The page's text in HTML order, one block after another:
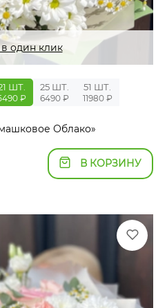
один клик
ШТ.
₽
25 ШТ.
6490 ₽
51 ШТ.
11980 ₽
Облако»
В КОРЗИНУ